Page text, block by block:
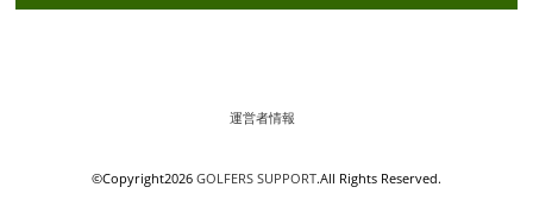
運営者情報
©Copyright2026 GOLFERS SUPPORT.All Rights Reserved.